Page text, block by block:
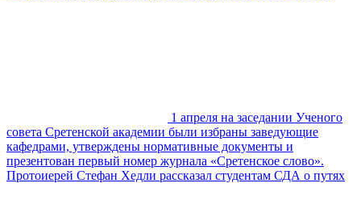
1 апреля на заседании Ученого
совета Сретенской академии были избраны заведующие
кафедрами, утверждены нормативные документы и
презентован первый номер журнала «Сретенское слово».
Протоиерей Стефан Хедли рассказал студентам СДА о путях